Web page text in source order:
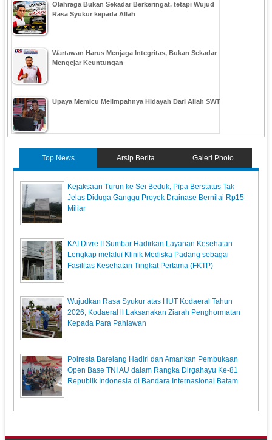
Olahraga Bukan Sekadar Berkeringat, tetapi Wujud
Rasa Syukur kepada Allah
Wartawan Harus Menjaga Integritas, Bukan Sekadar
Mengejar Keuntungan
Upaya Memicu Melimpahnya Hidayah Dari Allah SWT
Top News Arsip Berita Galeri Photo
Kejaksaan Turun ke Sei Beduk, Pipa Berstatus Tak
Jelas Diduga Ganggu Proyek Drainase Bernilai Rp15
Miliar
KAI Divre II Sumbar Hadirkan Layanan Kesehatan
Lengkap melalui Klinik Mediska Padang sebagai
Fasilitas Kesehatan Tingkat Pertama (FKTP)
Wujudkan Rasa Syukur atas HUT Kodaeral Tahun
2026, Kodaeral ll Laksanakan Ziarah Penghormatan
Kepada Para Pahlawan
Polresta Barelang Hadiri dan Amankan Pembukaan
Open Base TNI AU dalam Rangka Dirgahayu Ke-81
Republik Indonesia di Bandara Internasional Batam